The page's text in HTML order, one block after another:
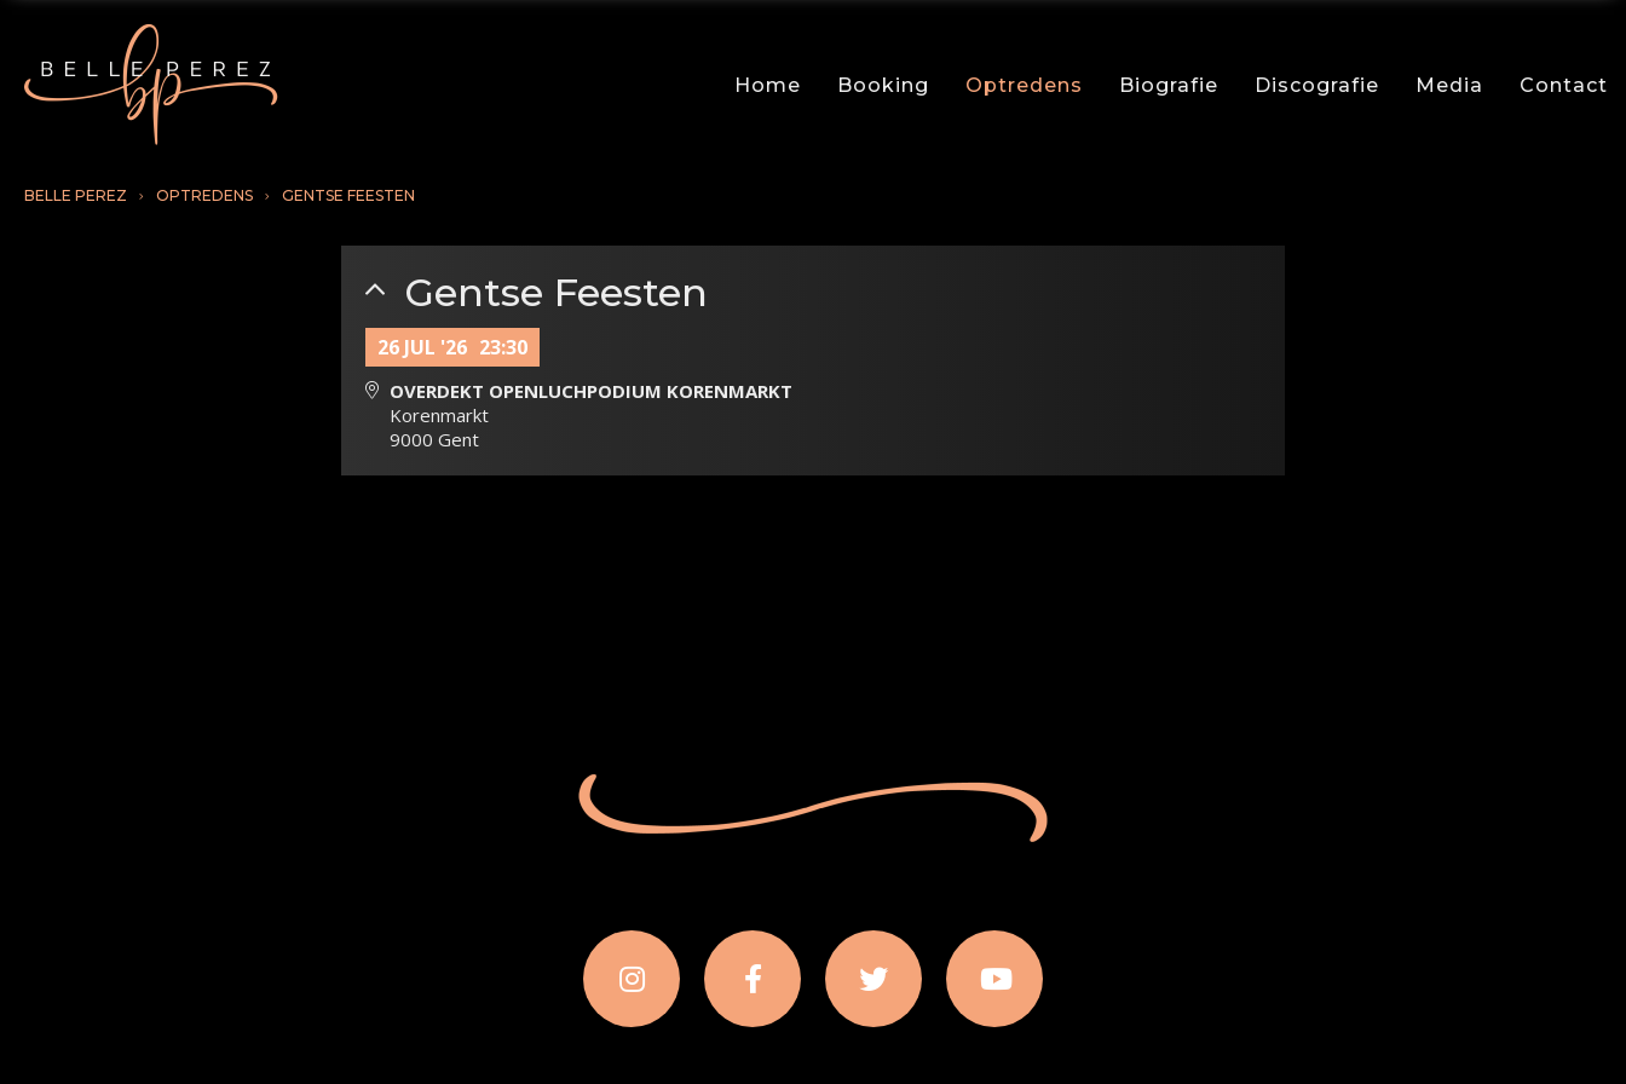
Home Booking Optredens Biografie Discografie Media Contact
BELLE PEREZ OPTREDENS GENTSE FEESTEN
Gentse Feesten
26 JUL '26 23:30
OVERDEKT OPENLUCHPODIUM KORENMARKT
Korenmarkt
9000 Gent